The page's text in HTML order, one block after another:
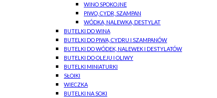
WINO SPOKOJNE
PIWO, CYDR, SZAMPAN
WÓDKA, NALEWKA, DESTYLAT
BUTELKI DO WINA
BUTELKI DO PIWA, CYDRU I SZAMPANÓW
BUTELKI DO WÓDEK, NALEWEK I DESTYLATÓW
BUTELKI DO OLEJU I OLIWY
BUTELKI MINIATURKI
SŁOIKI
WIECZKA
BUTELKI NA SOKI